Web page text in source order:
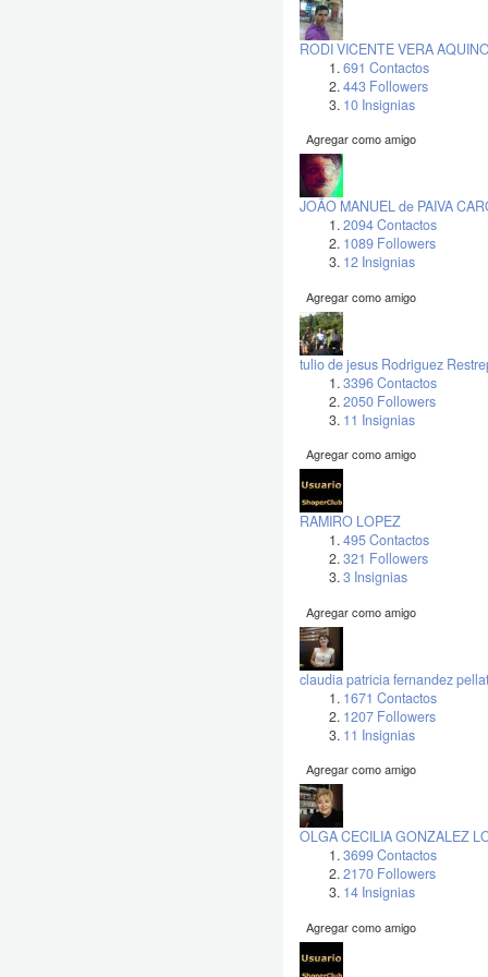
RODI VICENTE VERA
691 Contactos
443 Followers
10 Insignias
Agregar como amigo
JOÃO MANUEL de PAIVA
2094 Contactos
1089 Followers
12 Insignias
Agregar como amigo
tulio de jesus Rodriguez
3396 Contactos
2050 Followers
11 Insignias
Agregar como amigo
RAMIRO LOPEZ
495 Contactos
321 Followers
3 Insignias
Agregar como amigo
claudia patricia fernandez
1671 Contactos
1207 Followers
11 Insignias
Agregar como amigo
OLGA CECILIA GONZALEZ
3699 Contactos
2170 Followers
14 Insignias
Agregar como amigo